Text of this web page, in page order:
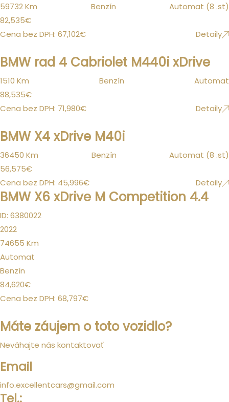
59732 Km Benzín
Automat (8 .st)
82,535€
Cena bez DPH: 67,102€ Detaily
BMW rad 4 Cabriolet M440i xDrive
1510 Km Benzín
Automat
88,535€
Cena bez DPH: 71,980€ Detaily
BMW X4 xDrive M40i
36450 Km Benzín
Automat (8 .st)
56,575€
Cena bez DPH: 45,996€ Detaily
BMW X6 xDrive M Competition 4.4
ID: 6380022
2022
74655 Km
Automat
Benzín
84,620€
Cena bez DPH: 68,797€
Máte záujem o toto vozidlo?
Neváhajte nás kontaktovať
Email
info.excellentcars@gmail.com
Tel.: